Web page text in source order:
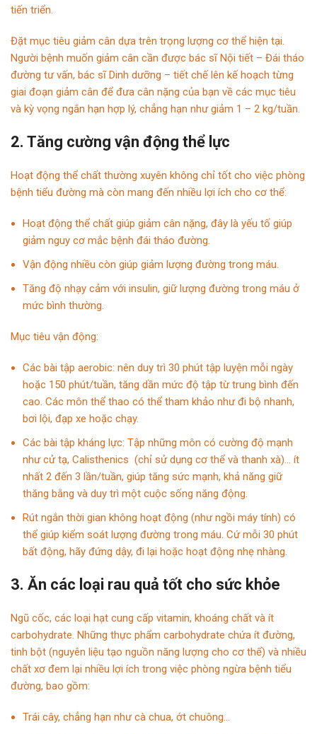
tiến triển.
Đặt mục tiêu giảm cân dựa trên trọng lượng cơ thể hiện tại.
Người bệnh muốn giảm cân cần được bác sĩ Nội tiết – Đái tháo
đường tư vấn, bác sĩ Dinh dưỡng – tiết chế lên kế hoạch từng
giai đoạn giảm cân để đưa cân nặng của bạn về các mục tiêu
và kỳ vọng ngắn hạn hợp lý, chẳng hạn như giảm 1 – 2 kg/tuần.
2. Tăng cường vận động thể lực
Hoạt động thể chất thường xuyên không chỉ tốt cho việc phòng
bệnh tiểu đường mà còn mang đến nhiều lợi ích cho cơ thể:
Hoạt động thể chất giúp giảm cân nặng, đây là yếu tố giúp
giảm nguy cơ mắc bệnh đái tháo đường.
Vận động nhiều còn giúp giảm lượng đường trong máu.
Tăng độ nhạy cảm với insulin, giữ lượng đường trong máu ở
mức bình thường.
Mục tiêu vận động:
Các bài tập aerobic: nên duy trì 30 phút tập luyện mỗi ngày
hoặc 150 phút/tuần, tăng dần mức độ tập từ trung bình đến
cao. Các môn thể thao có thể tham khảo như đi bộ nhanh,
bơi lội, đạp xe hoặc chạy.
Các bài tập kháng lực: Tập những môn có cường độ mạnh
như cử tạ, Calisthenics (chỉ sử dụng cơ thể và thanh xà)… ít
nhất 2 đến 3 lần/tuần, giúp tăng sức mạnh, khả năng giữ
thăng bằng và duy trì một cuộc sống năng động.
Rút ngắn thời gian không hoạt động (như ngồi máy tính) có
thể giúp kiểm soát lượng đường trong máu. Cứ mỗi 30 phút
bất động, hãy đứng dậy, đi lại hoặc hoạt động nhẹ nhàng.
3. Ăn các loại rau quả tốt cho sức khỏe
Ngũ cốc, các loại hạt cung cấp vitamin, khoáng chất và ít
carbohydrate. Những thực phẩm carbohydrate chứa ít đường,
tinh bột (nguyên liệu tạo nguồn năng lượng cho cơ thể) và nhiều
chất xơ đem lại nhiều lợi ích trong việc phòng ngừa bệnh tiểu
đường, bao gồm:
Trái cây, chẳng hạn như cà chua, ớt chuông…